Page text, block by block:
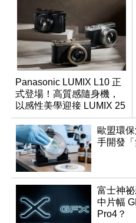
Panasonic LUMIX L10 正
式登場！高質感隨身機，
以感性美學迎接 LUMIX 25
週年
歐盟環
手開發
富士神
中片幅
Pro4？